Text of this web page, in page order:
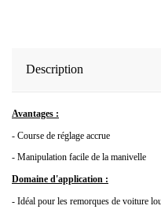
Description
Avantages :
- Course de réglage accrue
- Manipulation facile de la manivelle
Domaine d'application :
- Idéal pour les remorques de voiture